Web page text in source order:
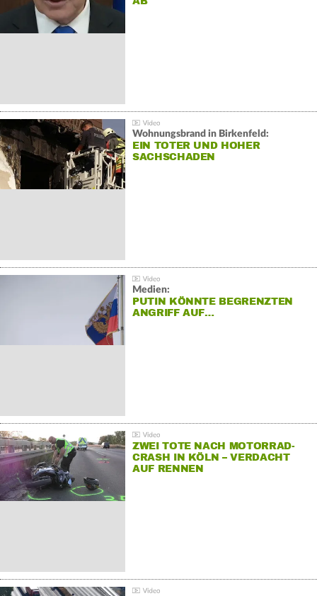
Wohnungsbrand in Birkenfeld:
EIN TOTER UND HOHER
SACHSCHADEN
Medien:
PUTIN KÖNNTE BEGRENZTEN
ANGRIFF AUF…
ZWEI TOTE NACH MOTORRAD-
CRASH IN KÖLN – VERDACHT
AUF RENNEN